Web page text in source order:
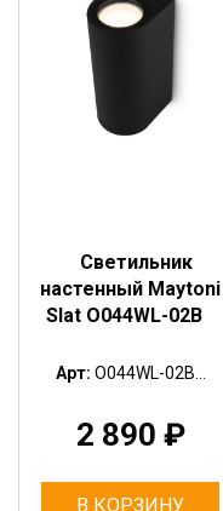
Светильник
настенный Maytoni
Slat O044WL-02B
Арт: O044WL-02B...
2 890 ₽
В КОРЗИНУ